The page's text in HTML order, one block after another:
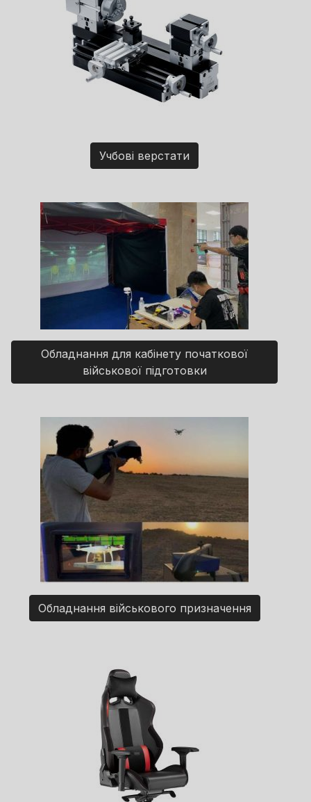
Учбові верстати
Обладнання для кабінету початкової
військової підготовки
Обладнання військового призначення